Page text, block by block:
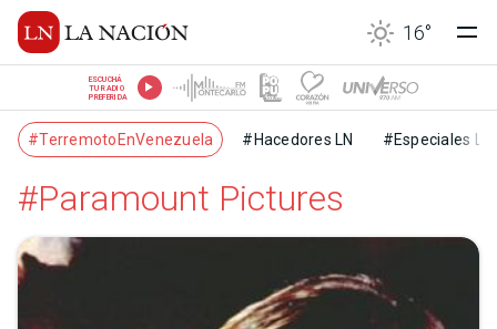
16°
ESCUCHÁ
TU RADIO
PREFERIDA
#TerremotoEnVenezuela #Hacedores LN #Especiales LN
#Paramount Pictures